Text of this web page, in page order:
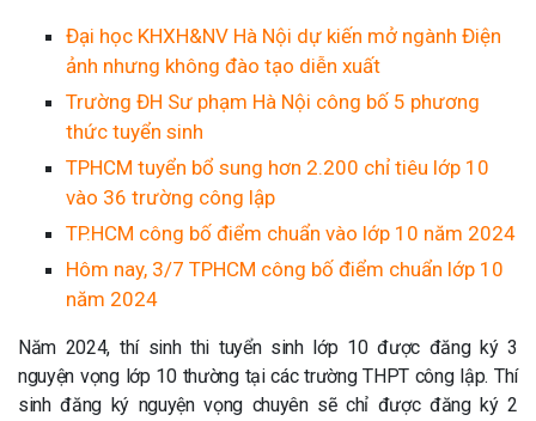
Đại học KHXH&NV Hà Nội dự kiến mở ngành Điện
ảnh nhưng không đào tạo diễn xuất
Trường ĐH Sư phạm Hà Nội công bố 5 phương
thức tuyển sinh
TPHCM tuyển bổ sung hơn 2.200 chỉ tiêu lớp 10
vào 36 trường công lập
TP.HCM công bố điểm chuẩn vào lớp 10 năm 2024
Hôm nay, 3/7 TPHCM công bố điểm chuẩn lớp 10
năm 2024
Năm 2024, thí sinh thi tuyển sinh lớp 10 được đăng ký 3
nguyện vọng lớp 10 thường tại các trường THPT công lập. Thí
sinh đăng ký nguyện vọng chuyên sẽ chỉ được đăng ký 2